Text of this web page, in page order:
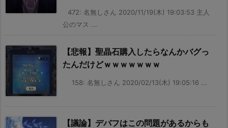
472: 名無しさん 2020/11/19(木) 19:03:53 主人
公のマス ...
【悲報】聖晶石購入したらなんかバグっ
たんだけどｗｗｗｗｗｗｗ
158: 名無しさん 2020/02/13(木) 19:05:16 ...
【議論】デバフはこの問題があるからも